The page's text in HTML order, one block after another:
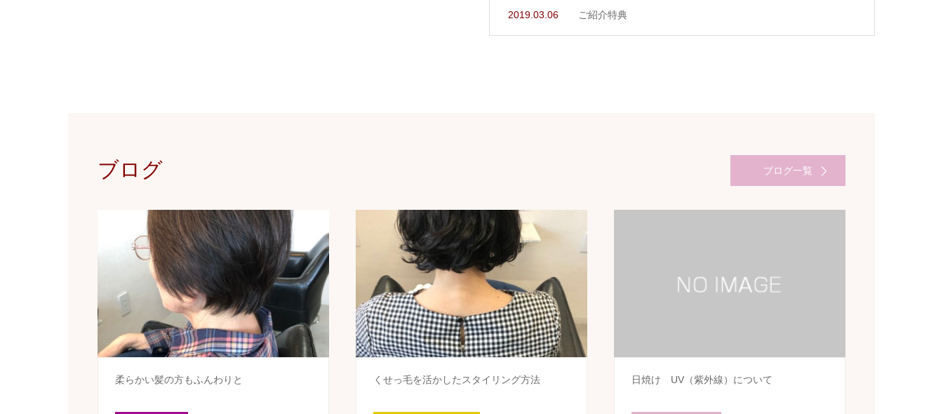
2019.03.06 ご紹介特典
ブログ ブログ一覧
柔らかい髪の方もふんわりと くせっ毛を活かしたスタイリング方法 日焼け UV（紫外線）について